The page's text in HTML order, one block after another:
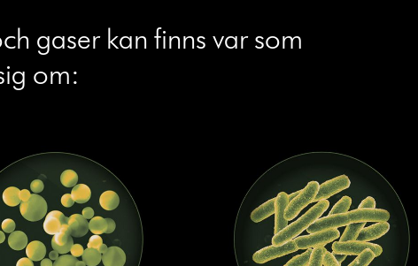
gaser kan finns var som
om: